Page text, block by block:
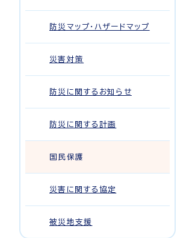
防災マップ・ハザードマップ
災害対策
防災に関するお知らせ
防災に関する計画
国民保護
災害に関する協定
被災地支援